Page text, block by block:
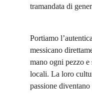
tramandata di
Portiamo
messicano
mano ogni pezzo e
locali. La loro
passione